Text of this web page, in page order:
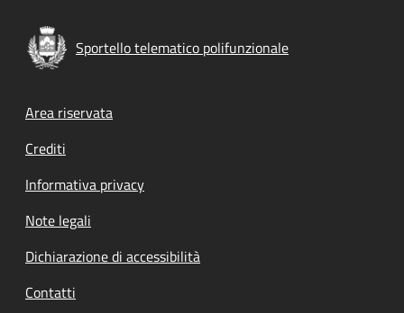
Sportello telematico polifunzionale
Footer menu
Area riservata
Crediti
Informativa privacy
Note legali
Dichiarazione di accessibilità
Contatti